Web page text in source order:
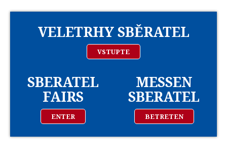
VELETRHY SBĚRATEL
VSTUPTE
SBERATEL
FAIRS
ENTER
MESSEN
SBERATEL
BETRETEN